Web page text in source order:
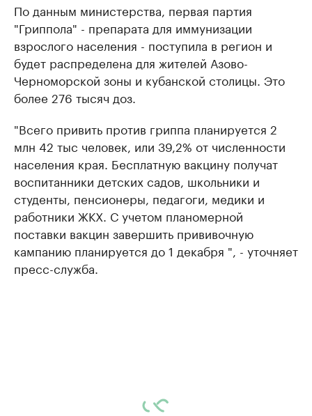
По данным министерства, первая партия
"Гриппола" - препарата для иммунизации
взрослого населения - поступила в регион и
будет распределена для жителей Азово-
Черноморской зоны и кубанской столицы. Это
более 276 тысяч доз.
"Всего привить против гриппа планируется 2
млн 42 тыс человек, или 39,2% от численности
населения края. Бесплатную вакцину получат
воспитанники детских садов, школьники и
студенты, пенсионеры, педагоги, медики и
работники ЖКХ. С учетом планомерной
поставки вакцин завершить прививочную
кампанию планируется до 1 декабря ", - уточняет
пресс-служба.